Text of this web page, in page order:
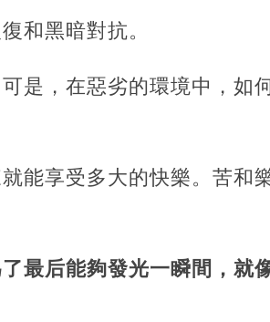
和黑暗對抗。
是，在惡劣的環境中，如
能享受多大的快樂。苦和
最后能夠發光一瞬間，就